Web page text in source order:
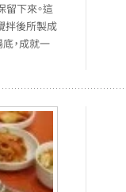
下來。這
拌後所製成
，成就一